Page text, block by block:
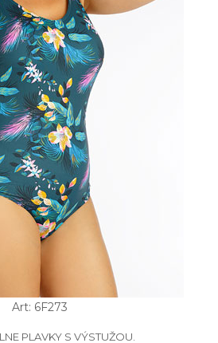
Art: 6F273
PLAVKY S VÝSTUŽOU.